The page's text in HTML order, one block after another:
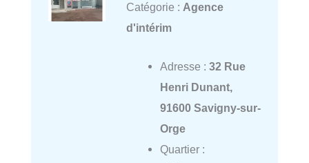
Catégorie : Agence
d'intérim
Adresse : 32 Rue
Henri Dunant,
91600 Savigny-sur-
Orge
Quartier :